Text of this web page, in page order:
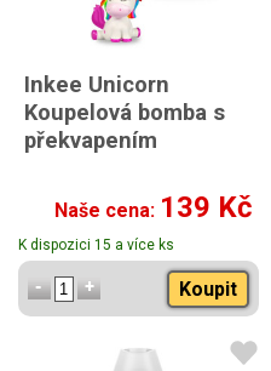
Inkee Unicorn
Koupelová bomba s
překvapením
Naše cena: 139 Kč
K dispozici 15 a více ks
Koupit